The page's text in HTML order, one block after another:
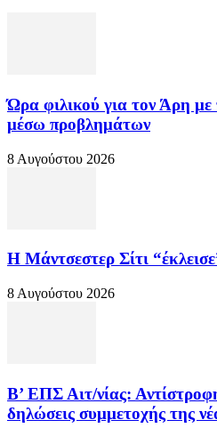
Ώρα φιλικού για τον Άρη με
μέσω προβλημάτων
8 Αυγούστου 2026
Η Μάντσεστερ Σίτι
8 Αυγούστου 2026
Β’ ΕΠΣ Αιτ/νίας:
δηλώσεις συμμετοχής της